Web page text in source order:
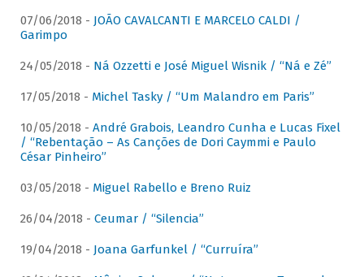
07/06/2018 - JOÃO CAVALCANTI E MARCELO CALDI /
Garimpo
24/05/2018 - Ná Ozzetti e José Miguel Wisnik / “Ná e Zé”
17/05/2018 - Michel Tasky / “Um Malandro em Paris”
10/05/2018 - André Grabois, Leandro Cunha e Lucas Fixel
/ “Rebentação – As Canções de Dori Caymmi e Paulo
César Pinheiro”
03/05/2018 - Miguel Rabello e Breno Ruiz
26/04/2018 - Ceumar / “Silencia”
19/04/2018 - Joana Garfunkel / “Curruíra”